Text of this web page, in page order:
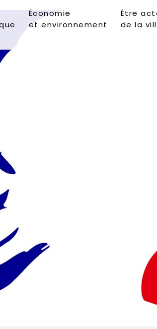
Économie
et environnement
Être
de la